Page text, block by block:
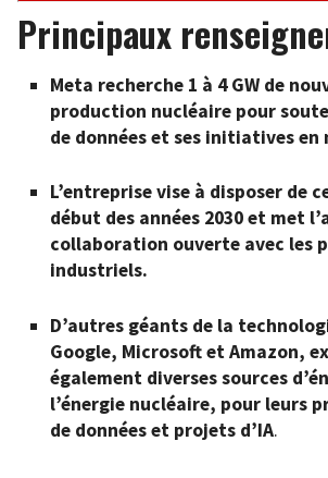
Principaux
Meta recherche 1 à 4 GW de
production nucléaire pour
de données et ses initiatives en
L’entreprise vise à disposer de
début des années 2030 et met
collaboration ouverte avec les
industriels.
D’autres géants de la
Google, Microsoft et Amazon,
également diverses sources
l’énergie nucléaire, pour leurs
de données et projets d’IA.